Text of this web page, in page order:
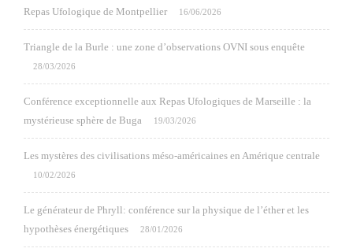
Repas Ufologique de Montpellier 16/06/2026
Triangle de la Burle : une zone d’observations OVNI sous enquête
28/03/2026
Conférence exceptionnelle aux Repas Ufologiques de Marseille : la
mystérieuse sphère de Buga
19/03/2026
Les mystères des civilisations méso-américaines en Amérique centrale
10/02/2026
Le générateur de Phryll: conférence sur la physique de l’éther et les
hypothèses énergétiques
28/01/2026